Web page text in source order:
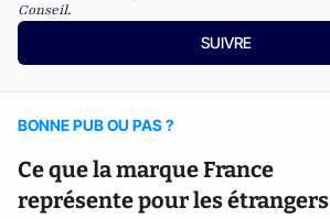
Conseil.
SUIVRE
BONNE PUB OU PAS ?
Ce que la marque France
représente pour les étrangers